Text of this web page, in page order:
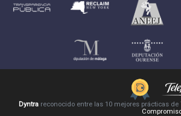
Dyntrareconocido entre las 10 mejores prácticas